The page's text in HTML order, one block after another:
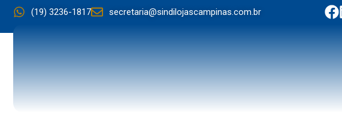
(19) 3236-1817 secretaria@sindilojascampinas.com.br